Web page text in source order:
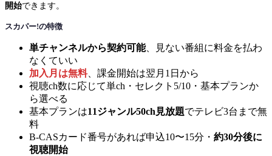
開始できます。
スカパー!の特徴
単チャンネルから契約可能、見ない番組に料金を払わ
なくていい
加入月は無料、課金開始は翌月1日から
視聴ch数に応じて単ch・セレクト5/10・基本プランか
ら選べる
基本プランは11ジャンル50ch見放題でテレビ3台まで無
料
B-CASカード番号があれば申込10〜15分・ 約30分後に
視聴開始